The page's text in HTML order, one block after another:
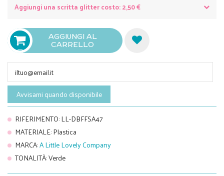
Aggiungi una scritta glitter costo: 2,50 €

AGGIUNGI AL
CARRELLO
Avvisami quando disponibile
RIFERIMENTO:LL-DBFFSA47
MATERIALE:Plastica
MARCA:A Little Lovely Company
TONALITÀ:Verde